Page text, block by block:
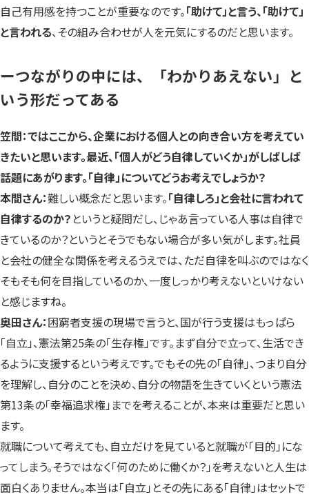
自己有用感を持つことが重要なのです。「助けて」と言う、「助けて」
と言われる、その組み合わせが人を元気にするのだと思います。
ーつながりの中には、「わかりあえない」と
いう形だってある
笠間：ではここから、企業における個人との向き合い方を考えてい
きたいと思います。最近、「個人がどう自律していくか」がしばしば
話題にあがります。「自律」についてどうお考えでしょうか？
本間さん：難しい概念だと思います。「自律しろ」と会社に言われて
自律するのか？ というと疑問だし、じゃあ言っている人事は自律で
きているのか？というとそうでもない場合が多い気がします。社員
と会社の健全な関係を考えるうえでは、ただ自律を叫ぶのではなく
そもそも何を目指しているのか、一度しっかり考えないといけない
と感じますね。
奥田さん：困窮者支援の現場で言うと、国が行う支援はもっぱら
「自立」、憲法第25条の「生存権」です。まず自分で立って、生活でき
るように支援するという考えです。でもその先の「自律」、つまり自分
を理解し、自分のことを決め、自分の物語を生きていくという憲法
第13条の「幸福追求権」までを考えることが、本来は重要だと思い
ます。
就職について考えても、自立だけを見ていると就職が「目的」にな
ってしまう。そうではなく「何のために働くか？」を考えないと人生は
面白くありません。本当は「自立」とその先にある「自律」はセットで